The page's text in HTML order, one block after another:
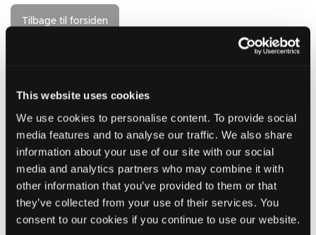
This website uses cookies
We use cookies to personalise content. To provide social
media features and to analyse our traffic. We also share
information about your use of our site with our social
media and analytics partners who may combine it with
other information that you’ve provided to them or that
they’ve collected from your use of their services. You
consent to our cookies if you continue to use our website.
Tilbage til forsiden
Vejledning om landzoneadministration
Landzoneadministration Plan- og Landdistriktsstyrelsen
Landzoneadministration Ikast-Brande Kommune
Værd at vide om kommuneplanen
Hvad er kommuneplanen